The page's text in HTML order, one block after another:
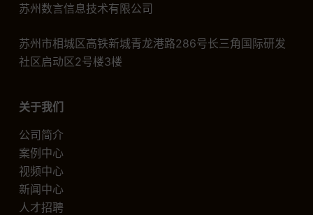
苏州数言信息技术有限公司
苏州市相城区高铁新城青龙港路286号长三角国际研发
社区启动区2号楼3楼
关于我们
公司简介
案例中心
视频中心
新闻中心
人才招聘